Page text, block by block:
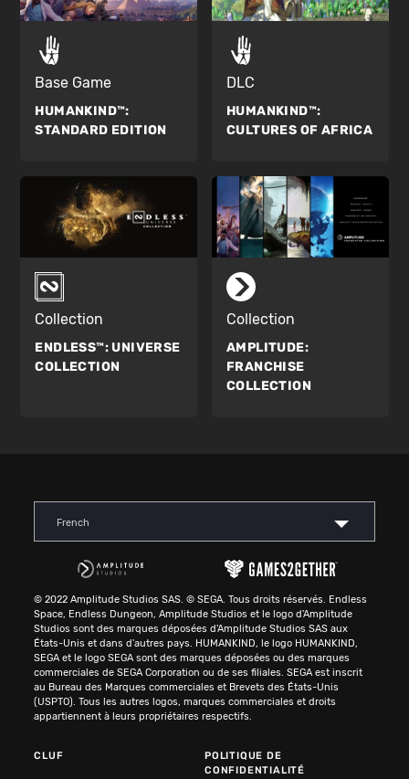
Base Game
HUMANKIND™:
STANDARD EDITION
DLC
HUMANKIND™:
CULTURES OF AFRICA
Collection
ENDLESS™: UNIVERSE
COLLECTION
Collection
AMPLITUDE:
FRANCHISE
COLLECTION
French
© 2022 Amplitude Studios SAS. © SEGA. Tous droits réservés. Endless
Space, Endless Dungeon, Amplitude Studios et le logo d'Amplitude
Studios sont des marques déposées d'Amplitude Studios SAS aux
États-Unis et dans d'autres pays. HUMANKIND, le logo HUMANKIND,
SEGA et le logo SEGA sont des marques déposées ou des marques
commerciales de SEGA Corporation ou de ses filiales. SEGA est inscrit
au Bureau des Marques commerciales et Brevets des États-Unis
(USPTO). Tous les autres logos, marques commerciales et droits
appartiennent à leurs propriétaires respectifs.
CLUF
POLITIQUE DE
CONFIDENTIALITÉ